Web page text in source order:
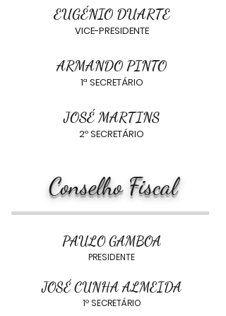
EUGÉNIO DUARTE
VICE-PRESIDENTE
ARMANDO PINTO
1ª SECRETÁRIO
JOSÉ MARTINS
2º SECRETÁRIO
Conselho Fiscal
PAULO GAMBOA
PRESIDENTE
JOSÉ CUNHA ALMEIDA
1º SECRETÁRIO